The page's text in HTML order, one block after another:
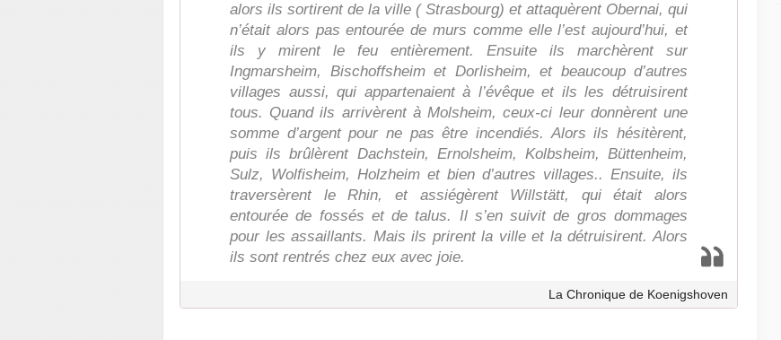
alors ils sortirent de la ville ( Strasbourg) et attaquèrent Obernai, qui
n’était alors pas entourée de murs comme elle l’est aujourd’hui, et
ils y mirent le feu entièrement. Ensuite ils marchèrent sur
Ingmarsheim, Bischoffsheim et Dorlisheim, et beaucoup d’autres
villages aussi, qui appartenaient à l’évêque et ils les détruisirent
tous. Quand ils arrivèrent à Molsheim, ceux-ci leur donnèrent une
somme d’argent pour ne pas être incendiés. Alors ils hésitèrent,
puis ils brûlèrent Dachstein, Ernolsheim, Kolbsheim, Büttenheim,
Sulz, Wolfisheim, Holzheim et bien d’autres villages.. Ensuite, ils
traversèrent le Rhin, et assiégèrent Willstätt, qui était alors
entourée de fossés et de talus. Il s’en suivit de gros dommages
pour les assaillants. Mais ils prirent la ville et la détruisirent. Alors
ils sont rentrés chez eux avec joie.
La Chronique de Koenigshoven